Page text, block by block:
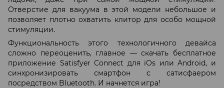
Отверстие для вакуума в этой модели небольшое и
позволяет плотно охватить клитор для особо мощной
стимуляции.
Функциональность этого технологичного девайса
сложно переоценить, главное — скачать бесплатное
приложение Satisfyer Connect для iOs или Android, и
синхронизировать смартфон с сатисфаером
посредством Bluetooth. И начнется игра!